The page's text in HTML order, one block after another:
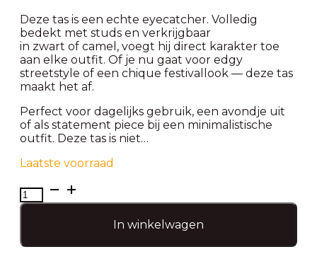
Deze tas is een echte eyecatcher. Volledig
bedekt met studs en verkrijgbaar
in zwart of camel, voegt hij direct karakter toe
aan elke outfit. Of je nu gaat voor edgy
streetstyle of een chique festivallook — deze tas
maakt het af.
Perfect voor dagelijks gebruik, een avondje uit
of als statement piece bij een minimalistische
outfit. Deze tas is niet…
Laatste voorraad
Luxe
studs
In winkelwagen